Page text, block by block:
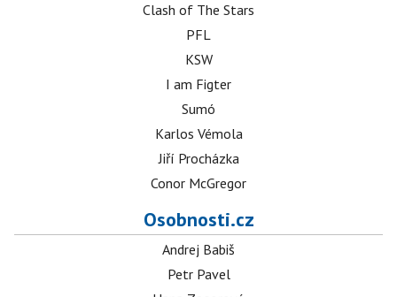
Clash of The Stars
PFL
KSW
I am Figter
Sumó
Karlos Vémola
Jiří Procházka
Conor McGregor
Osobnosti.cz
Andrej Babiš
Petr Pavel